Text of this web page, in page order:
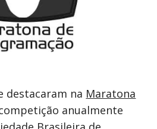
destacaram na Maratona
anualmente